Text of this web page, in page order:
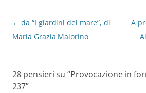
Navigazione
articolo
← da “I giardini del mare”, di
Maria Grazia Maiorino
A
28 pensieri su “Provocazione in
237”